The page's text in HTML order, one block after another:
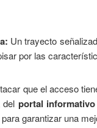
Un trayecto
por las
que el acceso
del portal informativo
garantizar una